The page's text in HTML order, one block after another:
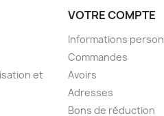
et
VOTRE COMPTE
Informations
Commandes
Avoirs
Adresses
Bons de réduction